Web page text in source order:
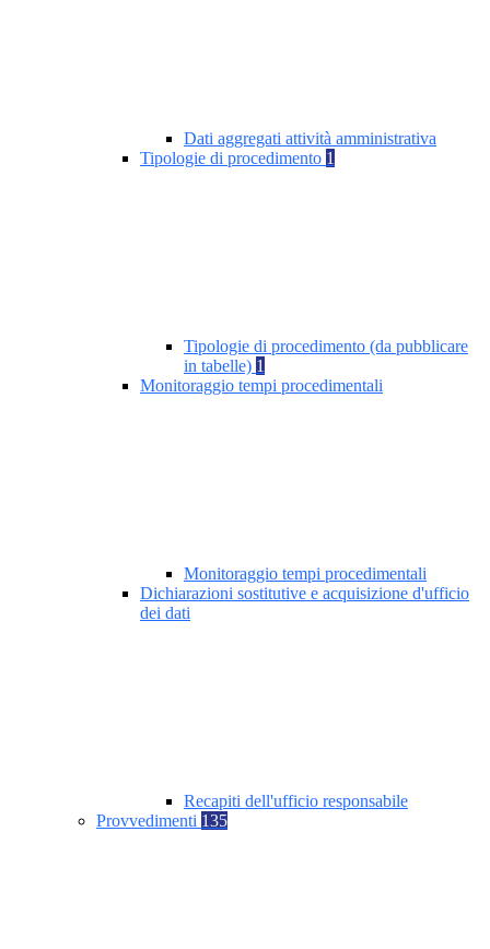
Dati aggregati attività amministrativa
Tipologie di procedimento 1
Tipologie di procedimento (da pubblicare
in tabelle) 1
Monitoraggio tempi procedimentali
Monitoraggio tempi procedimentali
Dichiarazioni sostitutive e acquisizione d'ufficio
dei dati
Recapiti dell'ufficio responsabile
Provvedimenti 135